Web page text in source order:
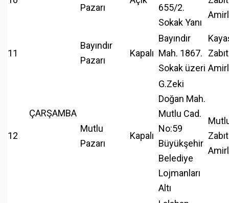
ÇARŞAMBA
Pazarı
655/2.
Sokak Yanı
11
Bayındır
Pazarı
Kapalı
Bayındır
Mah. 1867.
Sokak üzeri
12
Mutlu
Pazarı
Kapalı
G.Zeki
Doğan Mah.
Mutlu Cad.
No:59
Büyükşehir
Belediye
Lojmanları
Altı